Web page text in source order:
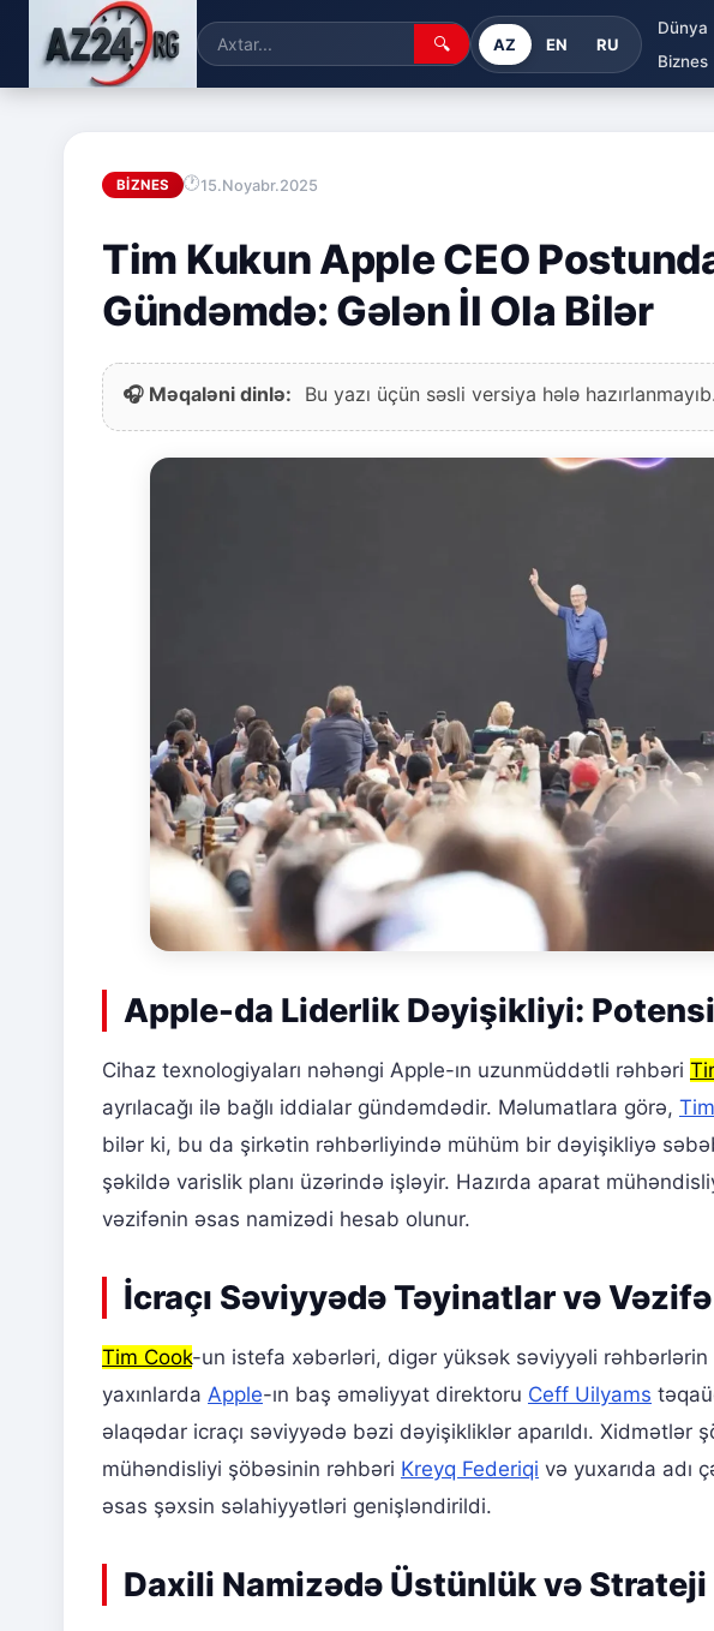
🔍 AZ EN RU
Dünya
Biznes
BIZNES 15.Noyabr.2025
Tim Kukun Apple CEO
Gündəmdə: Gələn İl Ola Bilər
🎧 Məqaləni dinlə: Bu yazı üçün səsli versiya hələ hazırlanmayıb.
Apple-da Liderlik Dəyişikliyi:
Cihaz texnologiyaları nəhəngi Apple-ın uzunmüddətli rəhbəri
ayrılacağı ilə bağlı iddialar gündəmdədir. Məlumatlara görə,
bilər ki, bu da şirkətin rəhbərliyində mühüm bir dəyişikliyə
şəkildə varislik planı üzərində işləyir. Hazırda aparat
vəzifənin əsas namizədi hesab olunur.
İcraçı Səviyyədə Təyinatlar və
Tim Cook-un istefa xəbərləri, digər yüksək səviyyəli
yaxınlarda Apple-ın baş əməliyyat direktoru Ceff Uilyams
əlaqədar icraçı səviyyədə bəzi dəyişikliklər aparıldı. Xidmətlər
mühəndisliyi şöbəsinin rəhbəri Kreyq Federiqi və yuxarıda adı
əsas şəxsin səlahiyyətləri genişləndirildi.
Daxili Namizədə Üstünlük və Strateji